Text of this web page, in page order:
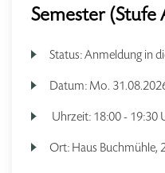
Semester (Stufe
Status:Anmeldung in
Datum: Mo.
Uhrzeit: 18:00 - 19:30
Ort: Haus Buchmühle,